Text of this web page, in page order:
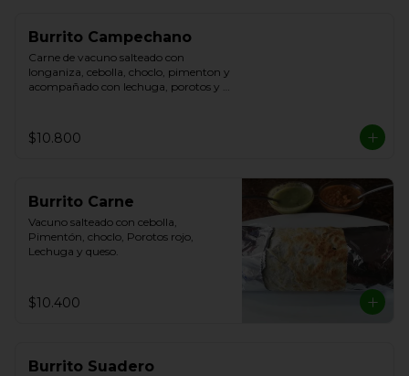
Burrito Campechano
Carne de vacuno salteado con
longaniza, cebolla, choclo, pimenton y
acompañado con lechuga, porotos y
$10.800
Burrito Carne
Vacuno salteado con cebolla,
Pimentón, choclo, Porotos rojo,
Lechuga y queso.
$10.400
Burrito Suadero